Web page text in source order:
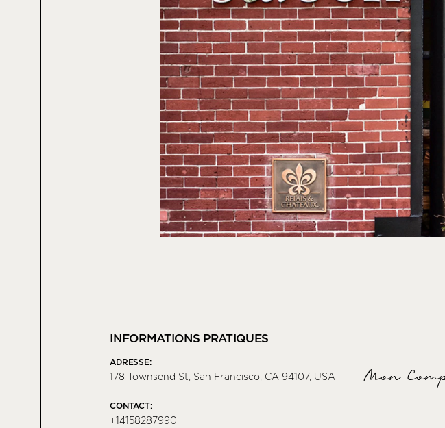
INFORMATIONS PRATIQUES
ADRESSE:
178 Townsend St, San Francisco, CA 94107, USA
CONTACT:
+14158287990
Mon